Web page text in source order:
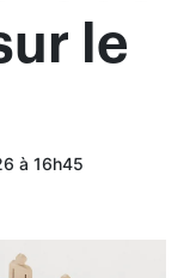
le
à 16h45